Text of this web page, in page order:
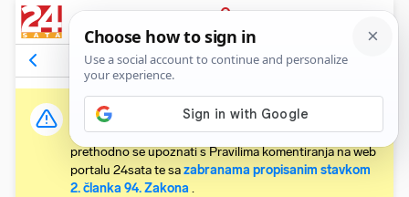
PRIJAVA
Komentari7 Relevantni
Važna obavijest:
Svaki korisnik koji želi komentirati članke obvezan je
prethodno se upoznati s Pravilima komentiranja na web
portalu 24sata te sazabranama propisanim stavkom
2. članka 94. Zakona .